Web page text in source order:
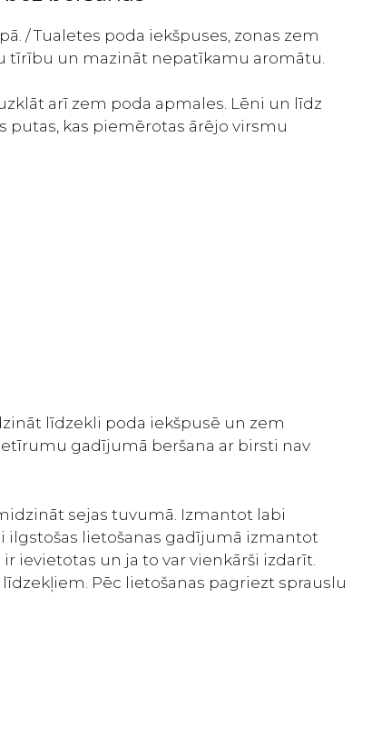
/ Tualetes poda iekšpuses, zonas zem
tīrību un mazināt nepatīkamu aromātu.
arī zem poda apmales. Lēni un līdz
putas, kas piemērotas ārējo virsmu
līdzekli poda iekšpusē un zem
gadījumā beršana ar birsti nav
sejas tuvumā. Izmantot labi
ilgstošas lietošanas gadījumā izmantot
ievietotas un ja to var vienkārši izdarīt.
Pēc lietošanas pagriezt sprauslu